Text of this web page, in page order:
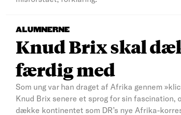
ALUMNERNE
Knud Brix skal
færdig med
Som ung var han draget af Afrika gennem
Knud Brix senere et sprog for sin
dække kontinentet som DR’s nye Afrika-